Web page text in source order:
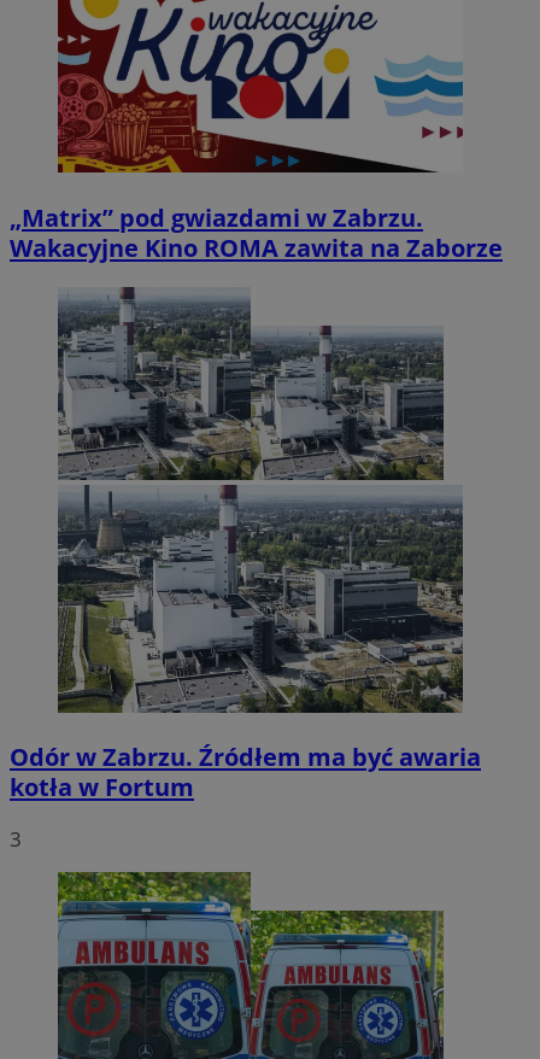
„Matrix” pod gwiazdami w Zabrzu.
Wakacyjne Kino ROMA zawita na Zaborze
Odór w Zabrzu. Źródłem ma być awaria
kotła w Fortum
3